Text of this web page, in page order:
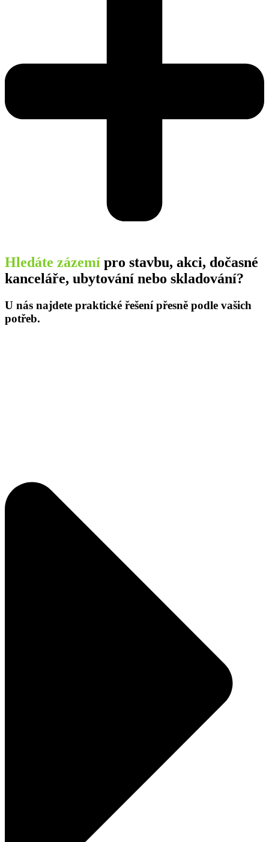
Hledáte zázemí pro stavbu, akci, dočasné
kanceláře, ubytování nebo skladování?
U nás najdete praktické řešení přesně podle vašich
potřeb.